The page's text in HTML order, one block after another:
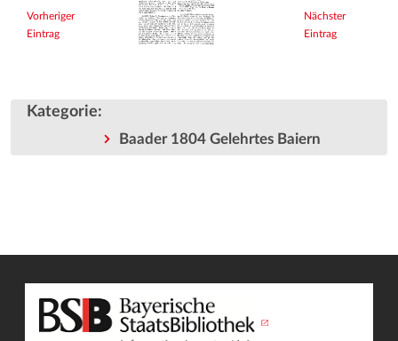
Vorheriger
Eintrag
Nächster
Eintrag
Kategorie:
Baader 1804 Gelehrtes Baiern